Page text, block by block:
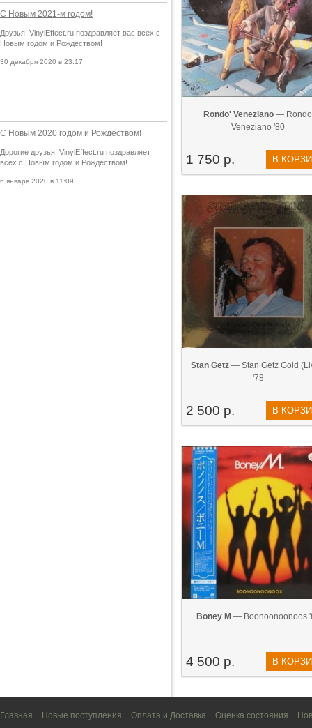
С Новым 2021-м годом!
Друзья! VinylEffect.ru поздравляет вас всех с
Новым годом и Рождеством!
30 декабря 2020 в 23:17
С Новым 2020 годом и Рождеством!
Дорогие друзья! VinylEffect.ru поздравляет
всех с Новым годом и Рождеством!
6 января 2020 в 11:09
Rondo' Veneziano—
Veneziano '80
1 750 р. В
Stan Getz— Stan Getz Gold
'78
2 500 р. В
Boney M — Boonoonoonoos
4 500 р. В
Главная Новые поступления Оплата и Доставка Оценка состояния